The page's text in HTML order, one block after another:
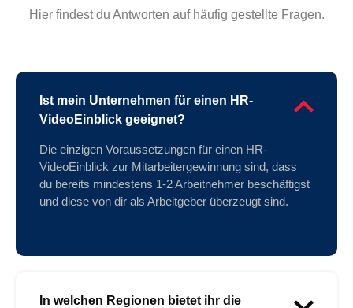
Hier findest du Antworten auf häufig gestellte Fragen.
Ist mein Unternehmen für einen HR-
VideoEinblick geeignet?
Die einzigen Voraussetzungen für einen HR-
VideoEinblick zur Mitarbeitergewinnung sind, dass
du bereits mindestens 1-2 Arbeitnehmer beschäftigst
und diese von dir als Arbeitgeber überzeugt sind.
In welchen Regionen bietet ihr die